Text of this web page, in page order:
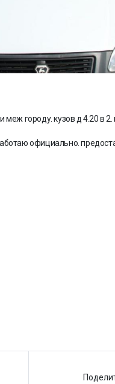
городу. кузов д 4.20 в 2.
официально.